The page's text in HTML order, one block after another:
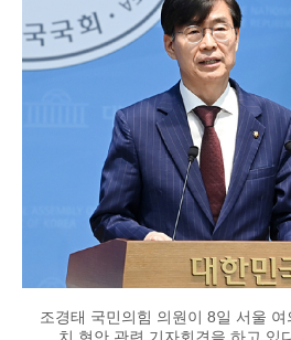
조경태 국민의힘 의원이 8일 서울
치 현안 관련 기자회견을 하고 있